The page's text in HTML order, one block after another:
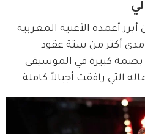
أعمدة الأغنية المغربية
أكثر من ستة عقود
بصمة كبيرة في الموسيقى
التي رافقت أجيالاً كاملة.